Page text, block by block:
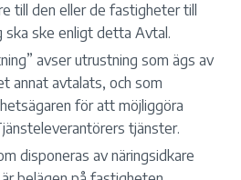
till den eller de fastigheter till
ska ske enligt detta Avtal.
avser utrustning som ägs av
annat avtalats, och som
för att möjliggöra
tjänster.
disponeras av näringsidkare